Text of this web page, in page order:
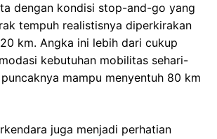
dengan kondisi stop-and-go yang
tempuh realistisnya diperkirakan
km. Angka ini lebih dari cukup
kebutuhan mobilitas sehari-
mampu menyentuh 80 km
juga menjadi perhatian